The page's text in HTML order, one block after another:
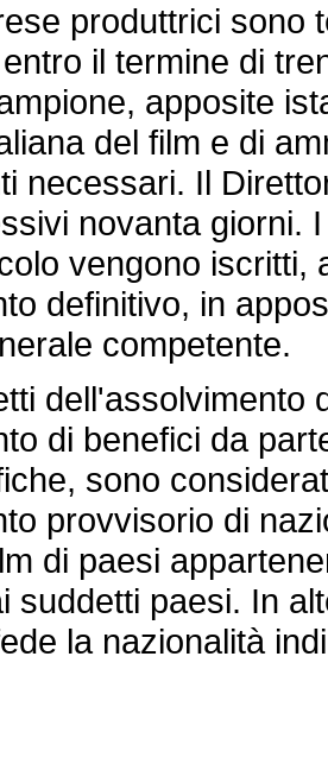
produttrici sono
il termine di
apposite
del film e di
necessari. Il
novanta giorni.
vengono iscritti,
definitivo, in
competente.
dell'assolvimento
di benefici da
sono
provvisorio di
di paesi
suddetti paesi. In
la nazionalità